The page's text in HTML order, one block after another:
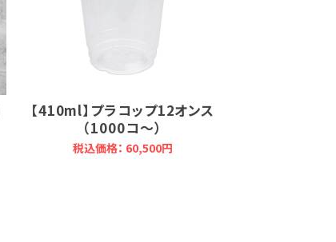
【410ml】プラコップ12オンス
（1000コ～）
税込価格： 60,500円